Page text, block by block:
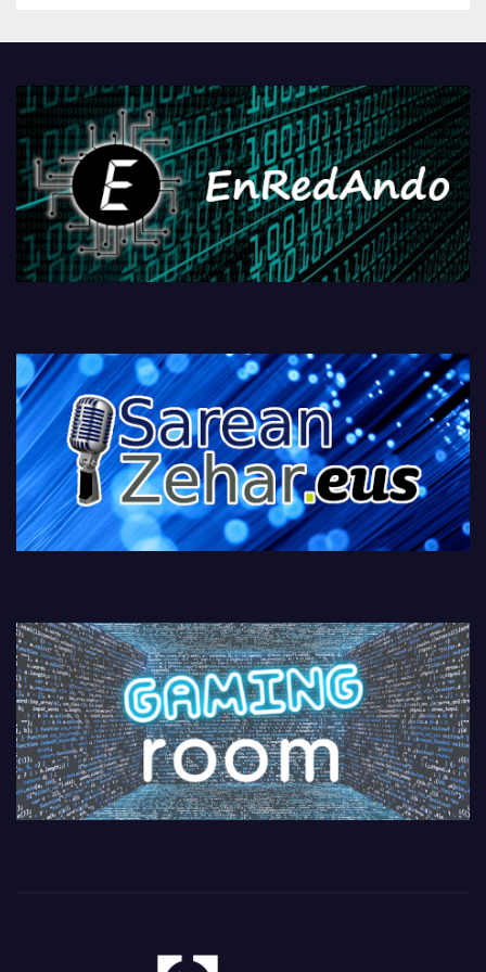
PlayStationeko bideojoko